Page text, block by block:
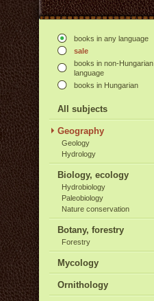
books in any language
sale
books in non-Hungarian
language
books in Hungarian
All subjects
Geography
Geology
Hydrology
Biology, ecology
Hydrobiology
Paleobiology
Nature conservation
Botany, forestry
Forestry
Mycology
Ornithology